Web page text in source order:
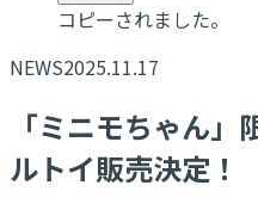
コピーされました。
NEWS2025.11.17
「ミニモちゃん
ルトイ販売決定！